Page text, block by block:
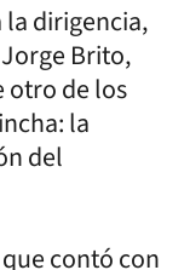
la dirigencia,
Brito,
otro de los
la
del
contó con